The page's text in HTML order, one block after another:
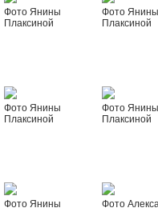
Фото Янины
Плаксиной
Фото Янины
Плаксиной
Фото Янины
Плаксиной
Фото Янины
Плаксиной
Фото Янины
Фото